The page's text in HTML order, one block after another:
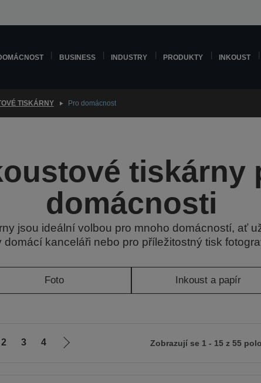
BUSINESS INDUSTRY PRODUKTY INKOUST
TISKÁRNY Pro domácnost
tiskárny
domácnosti
jsou ideální volbou pro mnoho domácností, ať
domácí kanceláři nebo pro příležitostný tisk
Foto Inkoust a papír
2 3 4
Jít
Zobrazují se 1 - 15 z 55